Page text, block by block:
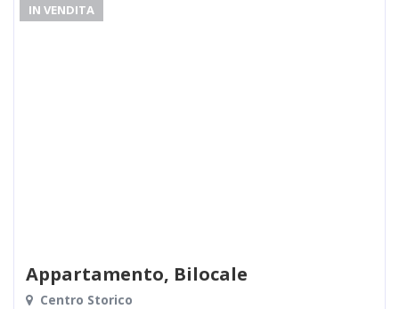
IN VENDITA
Appartamento, Bilocale
Centro Storico